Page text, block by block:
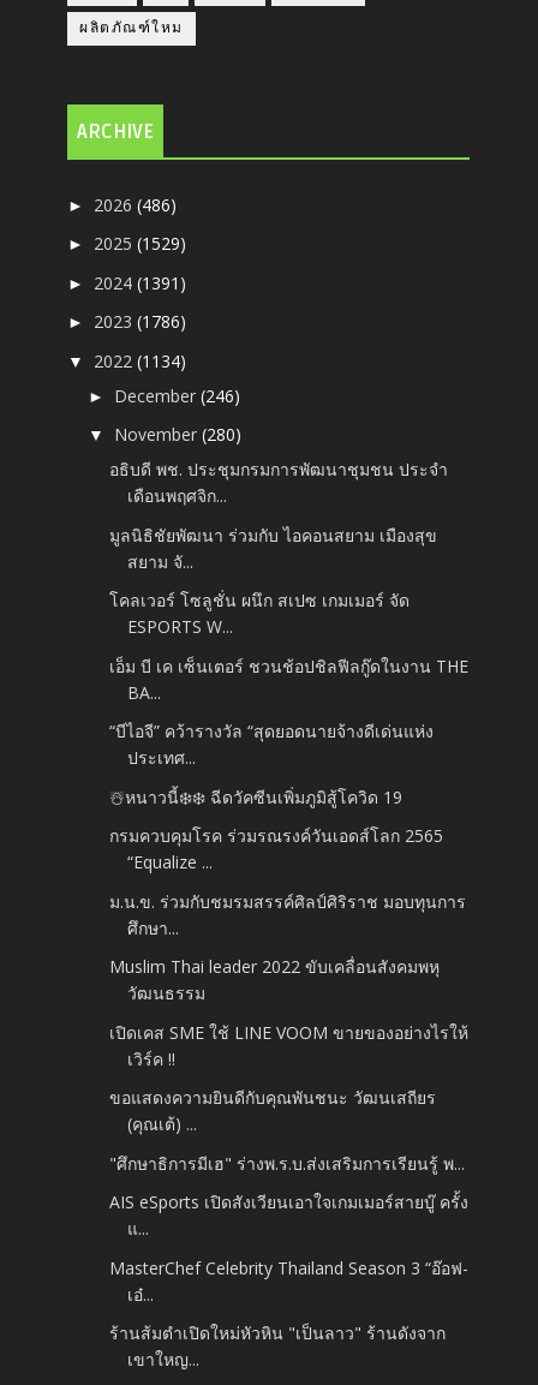
ผลิตภัณฑ์ใหม
ARCHIVE
► 2026(486)
► 2025(1529)
► 2024(1391)
► 2023(1786)
▼ 2022(1134)
► December(246)
▼ November(280)
อธิบดี พช. ประชุมกรมการพัฒนาชุมชน ประจำ
เดือนพฤศจิก...
มูลนิธิชัยพัฒนา ร่วมกับ ไอคอนสยาม เมืองสุข
สยาม จั...
โคลเวอร์ โซลูชั่น ผนึก สเปซ เกมเมอร์ จัด
ESPORTS W...
เอ็ม บี เค เซ็นเตอร์ ชวนช้อปชิลฟีลกู๊ดในงาน THE
BA...
“บีไอจี” คว้ารางวัล “สุดยอดนายจ้างดีเด่นแห่ง
ประเทศ...
☃️หนาวนี้❄️❄️ ฉีดวัคซีนเพิ่มภูมิสู้โควิด 19
กรมควบคุมโรค ร่วมรณรงค์วันเอดส์โลก 2565
“Equalize ...
ม.น.ข. ร่วมกับชมรมสรรค์ศิลป์ศิริราช มอบทุนการ
ศึกษา...
Muslim Thai leader 2022 ขับเคลื่อนสังคมพหุ
วัฒนธรรม
เปิดเคส SME ใช้ LINE VOOM ขายของอย่างไรให้
เวิร์ค !!
ขอแสดงความยินดีกับคุณพันชนะ​ วัฒนเสถียร​
(คุณเต้) ...
"ศึกษาธิการมีเฮ" ร่างพ.ร.บ.ส่งเสริม​การเรียนรู้​ พ...
AIS eSports เปิดสังเวียนเอาใจเกมเมอร์สายบู๊ ครั้ง
แ...
MasterChef Celebrity Thailand Season 3 “อ๊อฟ-
เอ๋...
ร้านส้มตำเปิดใหม่หัวหิน "เป็นลาว" ร้านดังจาก
เขาใหญ...